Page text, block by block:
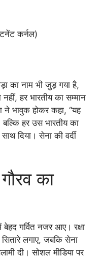
कर्नल)
का नाम भी जुड़ गया है,
हर भारतीय का सम्मान
ने भावुक होकर कहा, “यह
हर उस भारतीय का
दिया। सेना की वर्दी
का
बेहद गर्वित नजर आए। रक्षा
लगाए, जबकि सेना
दी। सोशल मीडिया पर